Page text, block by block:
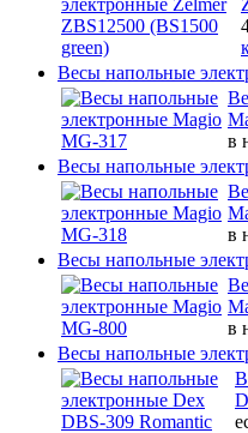
Весы напольные
в
Весы напольные
в
Весы напольные
в
Весы напольные